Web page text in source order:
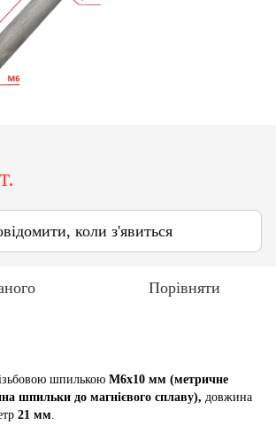
коли з'явиться
Порівняти
шпилькою M6x10 мм (метричне
шпильки до магнієвого сплаву), довжина
21 мм